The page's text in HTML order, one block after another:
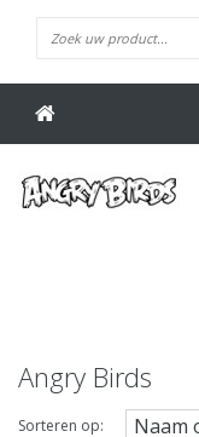
Angry Birds
Sorteren op: